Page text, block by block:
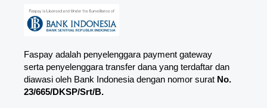
Faspay adalah penyelenggara payment gateway
serta penyelenggara transfer dana yang terdaftar dan
diawasi oleh Bank Indonesia dengan nomor surat No.
23/665/DKSP/Srt/B.